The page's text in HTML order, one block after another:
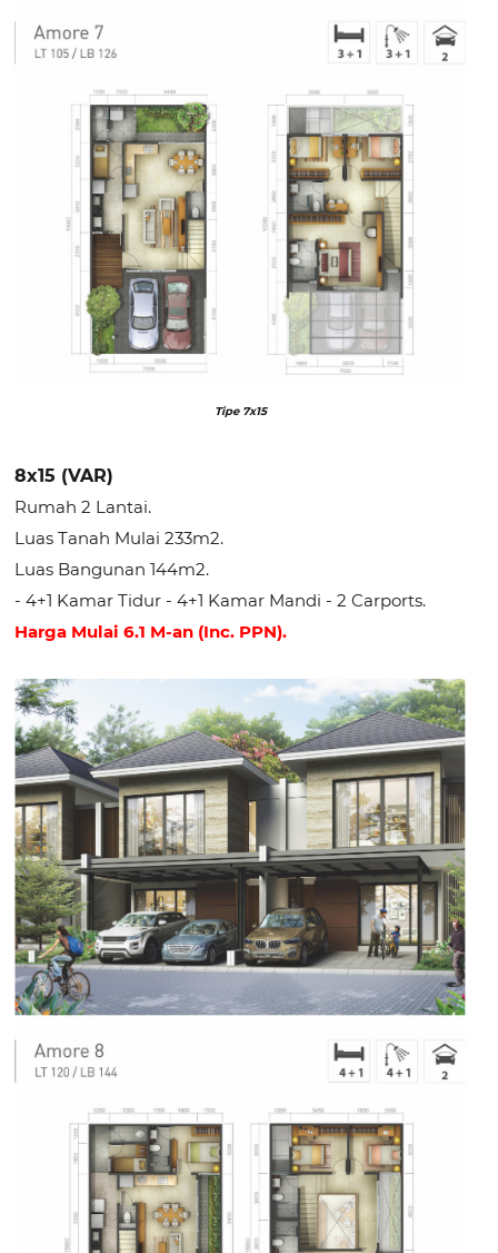
Tipe 7x15
8x15 (VAR)
Rumah 2 Lantai.
Luas Tanah Mulai 233m2.
Luas Bangunan 144m2.
- 4+1 Kamar Tidur - 4+1 Kamar Mandi - 2 Carports.
Harga Mulai 6.1 M-an (Inc. PPN).